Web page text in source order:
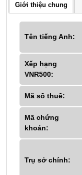
Giới thiệu chung
Tên tiếng Anh:
Xếp hạng
VNR500:
Mã số thuế:
Mã chứng
khoán:
Trụ sở chính: